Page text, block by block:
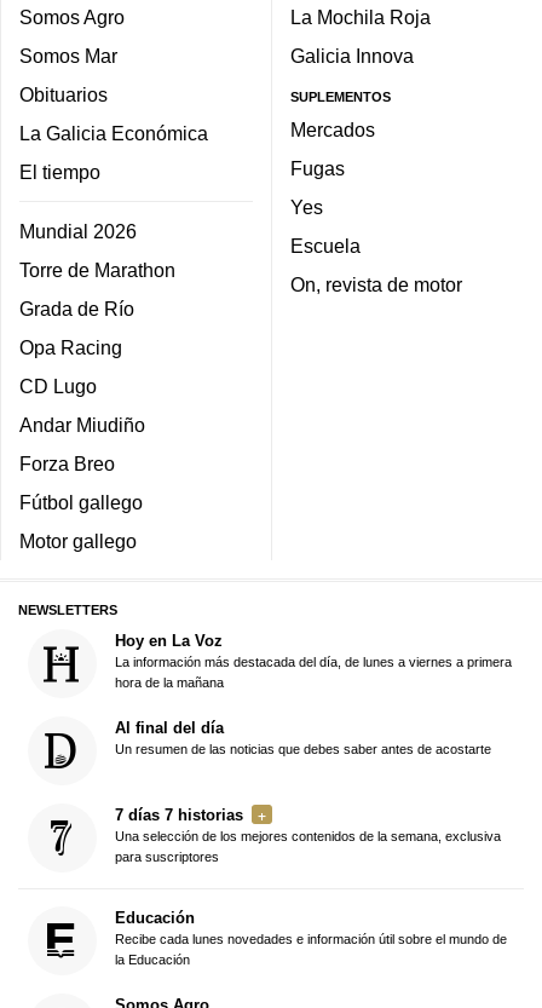
Somos Agro
Somos Mar
Obituarios
La Galicia Económica
El tiempo
Mundial 2026
Torre de Marathon
Grada de Río
Opa Racing
CD Lugo
Andar Miudiño
Forza Breo
Fútbol gallego
Motor gallego
La Mochila Roja
Galicia Innova
SUPLEMENTOS
Mercados
Fugas
Yes
Escuela
On, revista de motor
NEWSLETTERS
Hoy en La Voz
La información más destacada del día, de lunes a viernes a primera
hora de la mañana
Al final del día
Un resumen de las noticias que debes saber antes de acostarte
7 días 7 historias
Una selección de los mejores contenidos de la semana, exclusiva
para suscriptores
Educación
Recibe cada lunes novedades e información útil sobre el mundo de
la Educación
Somos Agro